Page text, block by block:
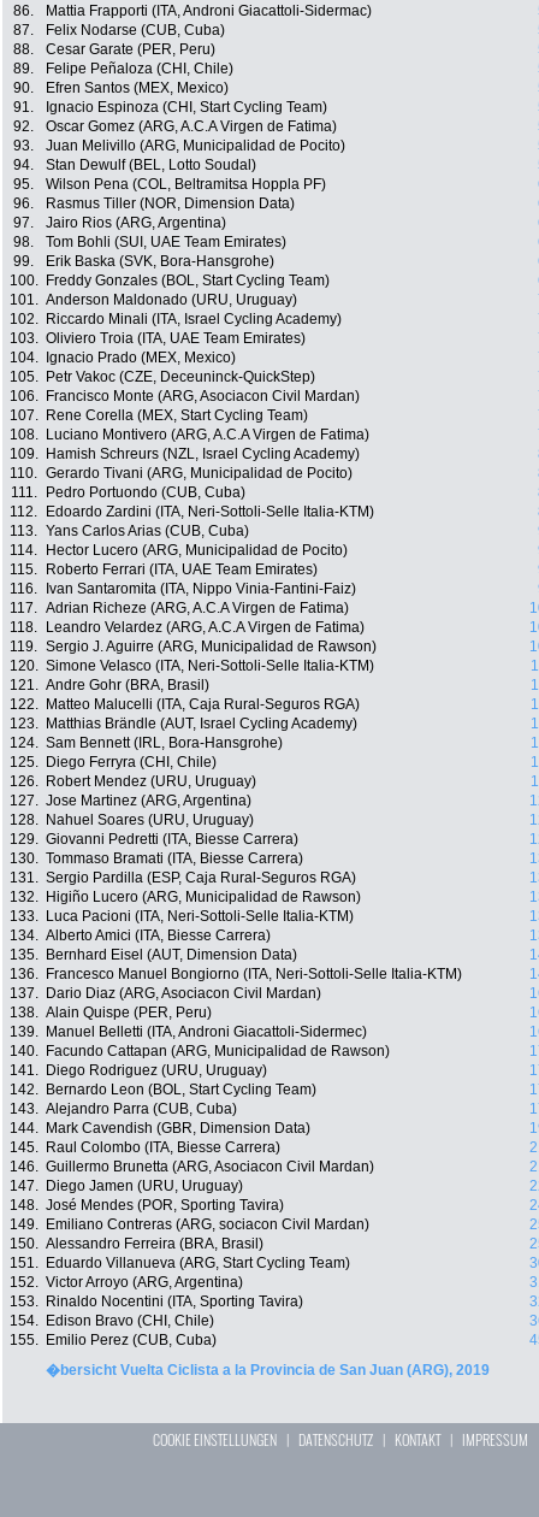
86.
Mattia Frapporti (ITA, Androni Giacattoli-Sidermac)
87.
Felix Nodarse (CUB, Cuba)
88.
Cesar Garate (PER, Peru)
89.
Felipe Peñaloza (CHI, Chile)
90.
Efren Santos (MEX, Mexico)
91.
Ignacio Espinoza (CHI, Start Cycling Team)
92.
Oscar Gomez (ARG, A.C.A Virgen de Fatima)
93.
Juan Melivillo (ARG, Municipalidad de Pocito)
94.
Stan Dewulf (BEL, Lotto Soudal)
95.
Wilson Pena (COL, Beltramitsa Hoppla PF)
96.
Rasmus Tiller (NOR, Dimension Data)
97.
Jairo Rios (ARG, Argentina)
98.
Tom Bohli (SUI, UAE Team Emirates)
99.
Erik Baska (SVK, Bora-Hansgrohe)
100.
Freddy Gonzales (BOL, Start Cycling Team)
101. Anderson Maldonado (URU, Uruguay)
102.
Riccardo Minali (ITA, Israel Cycling Academy)
103. Oliviero Troia (ITA, UAE Team Emirates)
104.
Ignacio Prado (MEX, Mexico)
105.
Petr Vakoc (CZE, Deceuninck-QuickStep)
106.
Francisco Monte (ARG, Asociacon Civil Mardan)
107.
Rene Corella (MEX, Start Cycling Team)
108.
Luciano Montivero (ARG, A.C.A Virgen de Fatima)
109.
Hamish Schreurs (NZL, Israel Cycling Academy)
110. Gerardo Tivani (ARG, Municipalidad de Pocito)
111.
Pedro Portuondo (CUB, Cuba)
112.
Edoardo Zardini (ITA, Neri-Sottoli-Selle Italia-KTM)
113. Yans Carlos Arias (CUB, Cuba)
114.
Hector Lucero (ARG, Municipalidad de Pocito)
115.
Roberto Ferrari (ITA, UAE Team Emirates)
116.
Ivan Santaromita (ITA, Nippo Vinia-Fantini-Faiz)
117. Adrian Richeze (ARG, A.C.A Virgen de Fatima)
118.
Leandro Velardez (ARG, A.C.A Virgen de Fatima)
119. Sergio J. Aguirre (ARG, Municipalidad de Rawson)
120. Simone Velasco (ITA, Neri-Sottoli-Selle Italia-KTM)
121. Andre Gohr (BRA, Brasil)
122.
Matteo Malucelli (ITA, Caja Rural-Seguros RGA)
123.
Matthias Brändle (AUT, Israel Cycling Academy)
124. Sam Bennett (IRL, Bora-Hansgrohe)
125.
Diego Ferryra (CHI, Chile)
126.
Robert Mendez (URU, Uruguay)
127. Jose Martinez (ARG, Argentina)
128.
Nahuel Soares (URU, Uruguay)
129. Giovanni Pedretti (ITA, Biesse Carrera)
130. Tommaso Bramati (ITA, Biesse Carrera)
131. Sergio Pardilla (ESP, Caja Rural-Seguros RGA)
132.
Higiño Lucero (ARG, Municipalidad de Rawson)
133.
Luca Pacioni (ITA, Neri-Sottoli-Selle Italia-KTM)
134. Alberto Amici (ITA, Biesse Carrera)
135.
Bernhard Eisel (AUT, Dimension Data)
136.
Francesco Manuel Bongiorno (ITA, Neri-Sottoli-Selle Italia-KTM)
137.
Dario Diaz (ARG, Asociacon Civil Mardan)
138. Alain Quispe (PER, Peru)
139.
Manuel Belletti (ITA, Androni Giacattoli-Sidermec)
140.
Facundo Cattapan (ARG, Municipalidad de Rawson)
141.
Diego Rodriguez (URU, Uruguay)
142.
Bernardo Leon (BOL, Start Cycling Team)
143. Alejandro Parra (CUB, Cuba)
144.
Mark Cavendish (GBR, Dimension Data)
145.
Raul Colombo (ITA, Biesse Carrera)
146. Guillermo Brunetta (ARG, Asociacon Civil Mardan)
147.
Diego Jamen (URU, Uruguay)
148. José Mendes (POR, Sporting Tavira)
149.
Emiliano Contreras (ARG, sociacon Civil Mardan)
150. Alessandro Ferreira (BRA, Brasil)
151.
Eduardo Villanueva (ARG, Start Cycling Team)
152. Victor Arroyo (ARG, Argentina)
153.
Rinaldo Nocentini (ITA, Sporting Tavira)
154.
Edison Bravo (CHI, Chile)
155.
Emilio Perez (CUB, Cuba)
�bersicht Vuelta Ciclista a la Provincia de San Juan (ARG), 2019
COOKIE EINSTELLUNGEN | DATENSCHUTZ | KONTAKT| IMPRESSUM